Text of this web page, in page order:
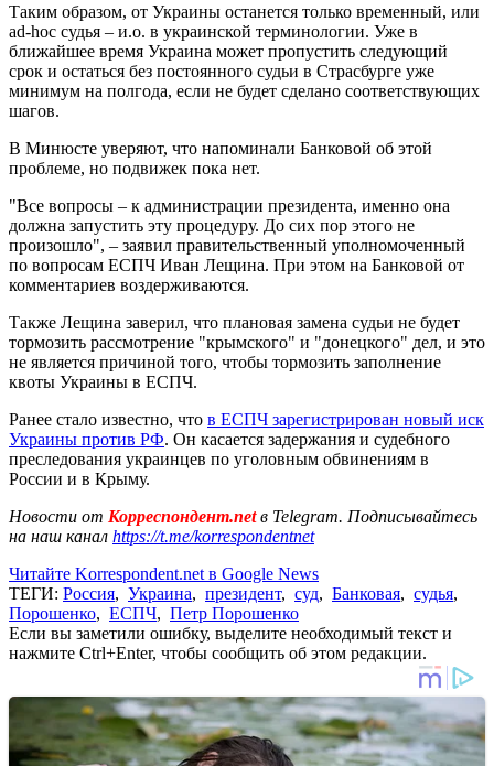
Таким образом, от Украины останется только временный, или
ad-hoc судья – и.о. в украинской терминологии. Уже в
ближайшее время Украина может пропустить следующий
срок и остаться без постоянного судьи в Страсбурге уже
минимум на полгода, если не будет сделано соответствующих
шагов.
В Минюсте уверяют, что напоминали Банковой об этой
проблеме, но подвижек пока нет.
"Все вопросы – к администрации президента, именно она
должна запустить эту процедуру. До сих пор этого не
произошло", – заявил правительственный уполномоченный
по вопросам ЕСПЧ Иван Лещина. При этом на Банковой от
комментариев воздерживаются.
Также Лещина заверил, что плановая замена судьи не будет
тормозить рассмотрение "крымского" и "донецкого" дел, и это
не является причиной того, чтобы тормозить заполнение
квоты Украины в ЕСПЧ.
Ранее стало известно, что в ЕСПЧ зарегистрирован новый иск
Украины против РФ. Он касается задержания и судебного
преследования украинцев по уголовным обвинениям в
России и в Крыму.
Новости от Корреспондент.netв Telegram. Подписывайтесь
на наш канал https://t.me/korrespondentnet
Читайте Korrespondent.net в Google News
ТЕГИ: Россия, Украина, президент, суд, Банковая, судья,
Порошенко, ЕСПЧ, Петр Порошенко
Если вы заметили ошибку, выделите необходимый текст и
нажмите Ctrl+Enter, чтобы сообщить об этом редакции.